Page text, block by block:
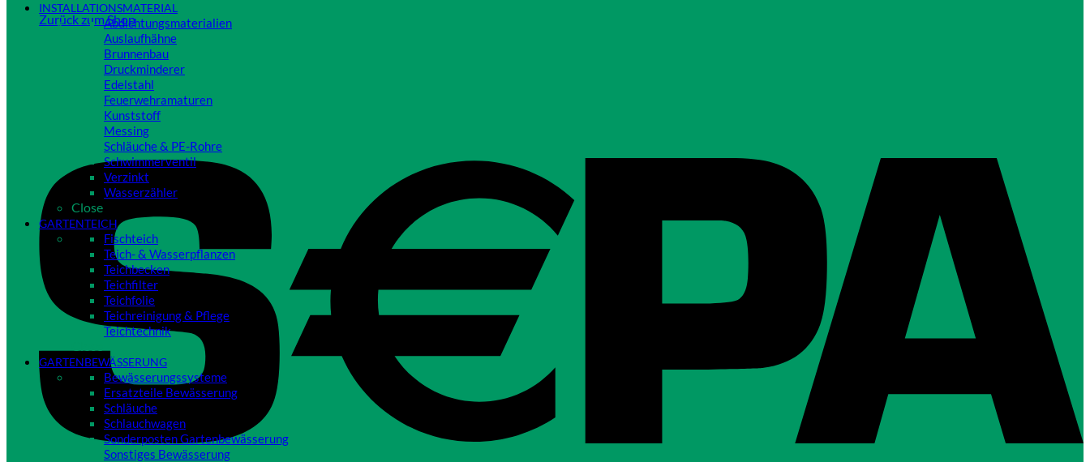
Zurück zum Shop
INSTALLATIONSMATERIAL
Abdichtungsmaterialien
Auslaufhähne
Brunnenbau
Druckminderer
Edelstahl
Feuerwehramaturen
Kunststoff
Messing
Schläuche & PE-Rohre
Schwimmerventil
Verzinkt
Wasserzähler
Close
GARTENTEICH
Fischteich
Teich- & Wasserpflanzen
Teichbecken
Teichfilter
Teichfolie
Teichreinigung & Pflege
Teichtechnik
GARTENBEWÄSSERUNG
Bewässerungssysteme
Ersatzteile Bewässerung
Schläuche
Schlauchwagen
Sonderposten Gartenbewässerung
Sonstiges Bewässerung